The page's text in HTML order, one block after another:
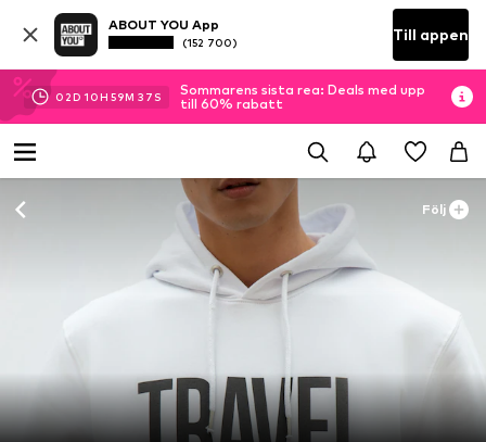
ABOUT YOU App
(152 700) Till appen
02D 10H 59M 35 S
Sommarens sista rea: Deals med upp
till 60% rabatt
Följ